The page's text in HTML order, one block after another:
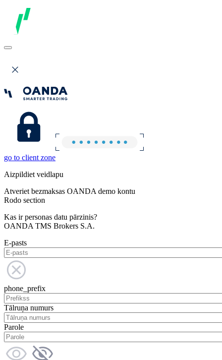
go to client zone
Aizpildiet veidlapu
Atveriet bezmaksas OANDA demo kontu
Rodo section
Kas ir personas datu pārzinis?
OANDA TMS Brokers S.A.
E-pasts
phone_prefix
Tālruņa numurs
Parole